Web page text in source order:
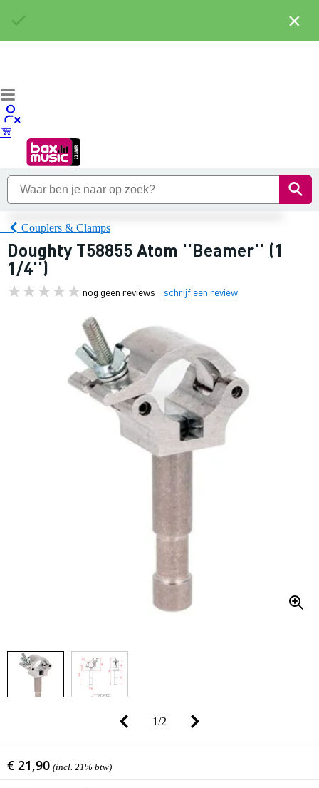
Couplers & Clamps
Doughty T58855 Atom ''Beamer'' (1
1/4'')
nog geen reviews schrijf een review
1/2
€ 21,90 (incl. 21% btw)
×